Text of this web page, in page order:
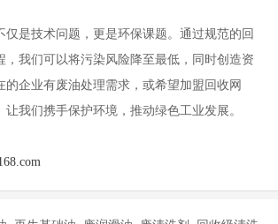
仅是技术问题，更是环保课题。通过规范的回
，我们可以将污染风险降至最低，同时创造资
的企业有废油处理需求，或希望加盟回收网
我们携手保护环境，推动绿色工业发展。